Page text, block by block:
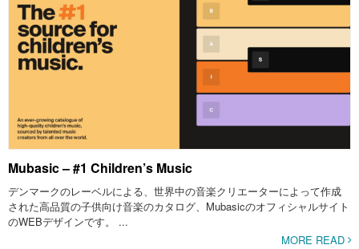
Mubasic – #1 Children’s Music
デンマークのレーベルによる、世界中の音楽クリエーターによって作成
された高品質の子供向け音楽のカタログ、Mubasicのオフィシャルサイト
のWEBデザインです。 ...
MORE READ